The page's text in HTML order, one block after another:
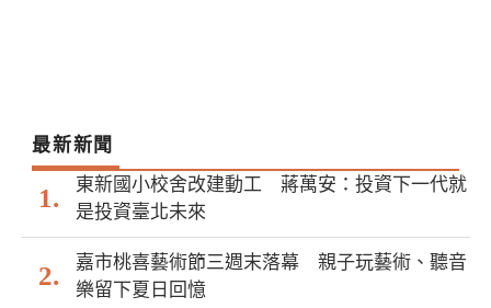
最新新聞
東新國小校舍改建動工 蔣萬安：投資下一代就
是投資臺北未來
嘉市桃喜藝術節三週末落幕 親子玩藝術、聽音
樂留下夏日回憶